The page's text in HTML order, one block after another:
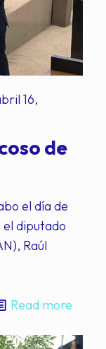
16,
de
el día de
el diputado
Raúl
Read more